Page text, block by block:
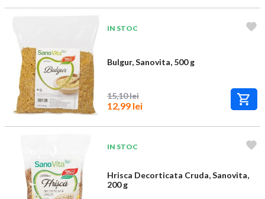
IN STOC
Bulgur, Sanovita, 500 g
15,10 lei
12,99 lei
IN STOC
Hrisca Decorticata Cruda, Sanovita,
200 g